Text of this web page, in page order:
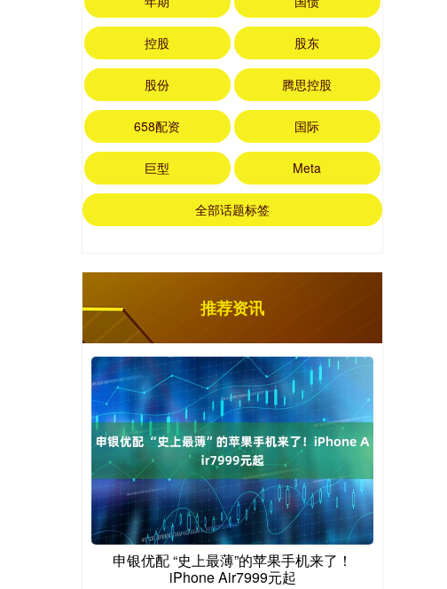
控股 股东
股份 腾思控股
658配资 国际
巨型 Meta
全部话题标签
推荐资讯
申银优配 “史上最薄”的苹果手机来了！
iPhone Air7999元起